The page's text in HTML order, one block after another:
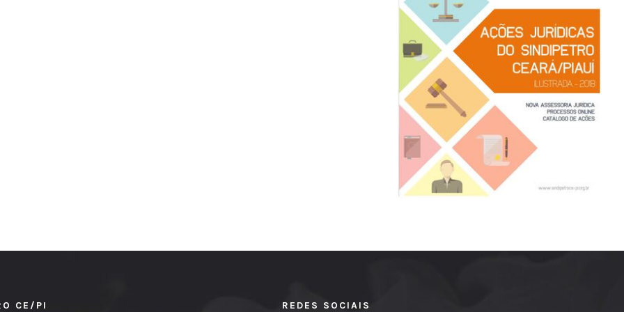
CE/PI REDES SOCIAIS